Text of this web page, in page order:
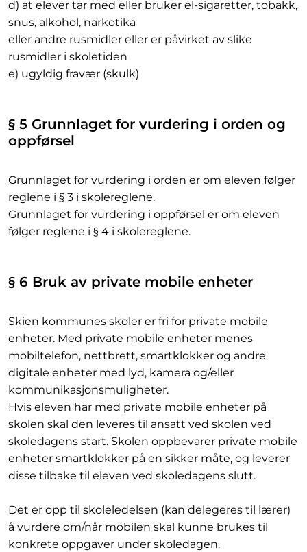
d) at elever tar med eller bruker el-sigaretter, tobakk,
snus, alkohol, narkotika
eller andre rusmidler eller er påvirket av slike
rusmidler i skoletiden
e) ugyldig fravær (skulk)
§ 5 Grunnlaget for vurdering i orden og
oppførsel
Grunnlaget for vurdering i orden er om eleven følger
reglene i § 3 i skolereglene.
Grunnlaget for vurdering i oppførsel er om eleven
følger reglene i § 4 i skolereglene.
§ 6 Bruk av private mobile enheter
Skien kommunes skoler er fri for private mobile
enheter. Med private mobile enheter menes
mobiltelefon, nettbrett, smartklokker og andre
digitale enheter med lyd, kamera og/eller
kommunikasjonsmuligheter.
Hvis eleven har med private mobile enheter på
skolen skal den leveres til ansatt ved skolen ved
skoledagens start. Skolen oppbevarer private mobile
enheter smartklokker på en sikker måte, og leverer
disse tilbake til eleven ved skoledagens slutt.
Det er opp til skoleledelsen (kan delegeres til lærer)
å vurdere om/når mobilen skal kunne brukes til
konkrete oppgaver under skoledagen.